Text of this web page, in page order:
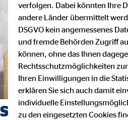
Suchst du einen
verfolgen. Dabei könnten Ihre
andere Länder übermittelt
DSGVO kein angemessenes
und fremde Behörden Zugriff
können, ohne das Ihnen
Rechtsschutzmöglichkeiten
Ihren Einwilligungen in die
erklären Sie sich auch damit
individuelle
zu den eingesetzten Cookies